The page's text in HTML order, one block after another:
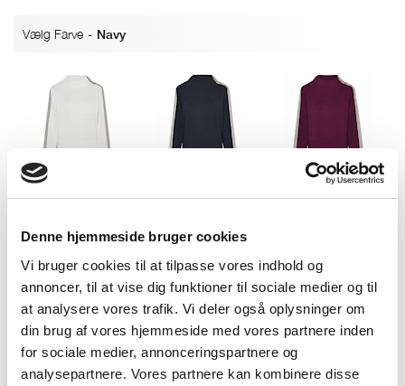
Denne hjemmeside bruger cookies
Vi bruger cookies til at tilpasse vores indhold og
annoncer, til at vise dig funktioner til sociale medier og til
at analysere vores trafik. Vi deler også oplysninger om
din brug af vores hjemmeside med vores partnere inden
for sociale medier, annonceringspartnere og
analysepartnere. Vores partnere kan kombinere disse
Vælg Farve - Navy
Absolut Plum
Soft Camel